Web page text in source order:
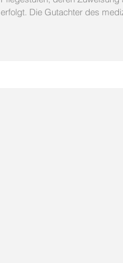
erfolgt. Die Gutachter des